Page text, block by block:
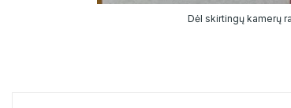
Dėl skirtingų kamerų